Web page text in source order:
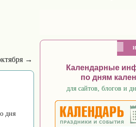
→
дня
Календарные
по дням
для сайтов, блогов и